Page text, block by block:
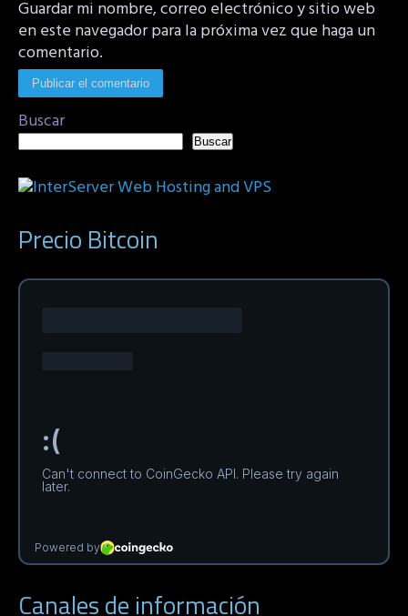
Guardar mi nombre, correo electrónico y sitio web
en este navegador para la próxima vez que haga un
comentario.
Buscar
Buscar
Precio Bitcoin
Canales de información